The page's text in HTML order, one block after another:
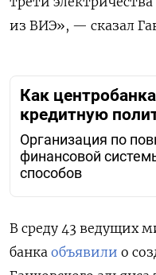
из ВИЭ», — сказал
Как
кредитную
Организация по
финансовой
способов
В среду 43 ведущих
банка объявили о